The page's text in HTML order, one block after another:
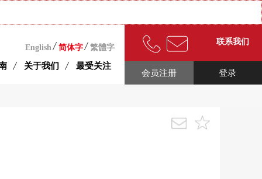
English 简体字 繁體字
关于我们 最受关注
联系我们
登录
会员注册